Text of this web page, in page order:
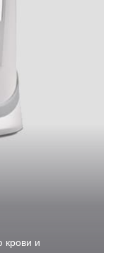
крови и